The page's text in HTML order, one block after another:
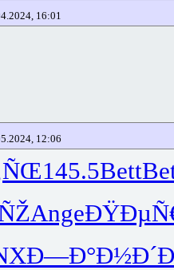
16:01
12:06
145.5Bett
Ange
Ð—Ð°Ð½Ð´